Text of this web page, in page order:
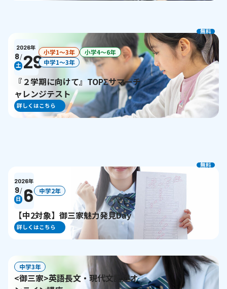
2026年
8/ 29
土
小学1〜3年
小学4〜6年
中学1〜3年
『２学期に向けて』TOPΣサマーチ
ャレンジテスト
詳しくはこちら
無料
2026年
9/ 6
日
中学2年
【中2対象】御三家魅力発見Day
詳しくはこちら
無料
中学3年
<御三家>英語長文・現代文記述オ